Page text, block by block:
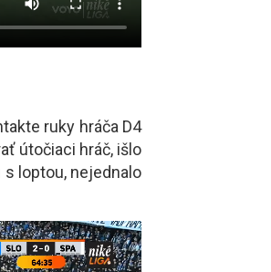
ruky hráča D4
útočiaci hráč, išlo
loptou, nejednalo